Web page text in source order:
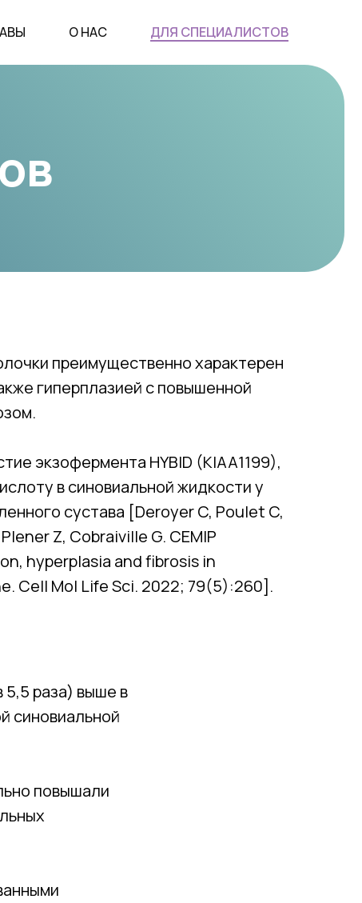
О НАС ДЛЯ СПЕЦИАЛИСТОВ
преимущественно характерен
гиперплазией с повышенной
экзофермента HYBID (KIAA1199),
в синовиальной жидкости у
сустава [Deroyer C, Poulet C,
Z, Cobraiville G. CEMIP
hyperplasia and fibrosis in
Cell Mol Life Sci. 2022; 79(5):260].
5,5 раза) выше в
синовиальной
повышали